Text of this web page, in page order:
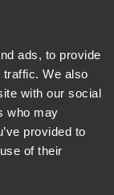
ads, to provide
We also
with our social
who may
provided to
of their